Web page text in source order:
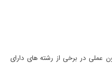
عملی در ﺑﺮخی از رﺷﺘﻪ ﻫﺎی دارای